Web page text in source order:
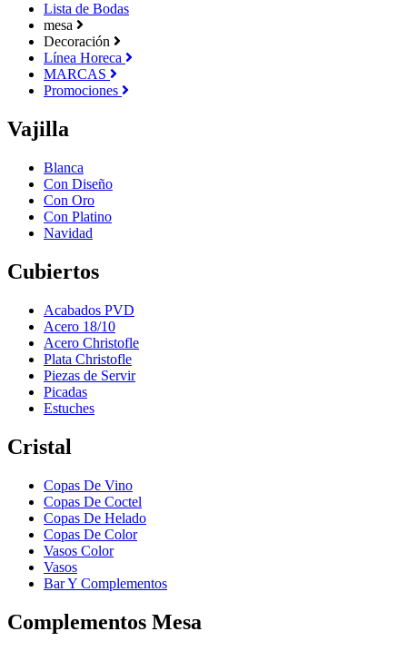
Lista de Bodas
mesa
Decoración
Línea Horeca
MARCAS
Promociones
Vajilla
Blanca
Con Diseño
Con Oro
Con Platino
Navidad
Cubiertos
Acabados PVD
Acero 18/10
Acero Christofle
Plata Christofle
Piezas de Servir
Picadas
Estuches
Cristal
Copas De Vino
Copas De Coctel
Copas De Helado
Copas De Color
Vasos Color
Vasos
Bar Y Complementos
Complementos Mesa